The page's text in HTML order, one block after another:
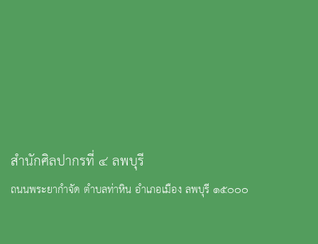
สำนักศิลปากรที่ ๔ ลพบุรี
ถนนพระยากำจัด ตำบลท่าหิน อำเภอเมือง ลพบุรี ๑๕๐๐๐